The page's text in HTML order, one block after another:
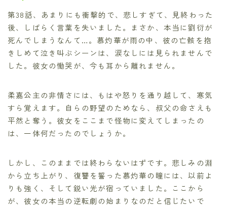
第38話、あまりにも衝撃的で、悲しすぎて、見終わった
後、しばらく言葉を失いました。まさか、本当に劉衍が
死んでしまうなんて…。慕灼華が雨の中、彼の亡骸を抱
きしめて泣き叫ぶシーンは、涙なしには見られませんで
した。彼女の慟哭が、今も耳から離れません。
柔嘉公主の非情さには、もはや怒りを通り越して、寒気
すら覚えます。自らの野望のためなら、叔父の命さえも
平然と奪う。彼女をここまで怪物に変えてしまったの
は、一体何だったのでしょうか。
しかし、このままでは終わらないはずです。悲しみの淵
から立ち上がり、復讐を誓った慕灼華の瞳には、以前よ
りも強く、そして鋭い光が宿っていました。ここから
が、彼女の本当の逆転劇の始まりなのだと信じたいで